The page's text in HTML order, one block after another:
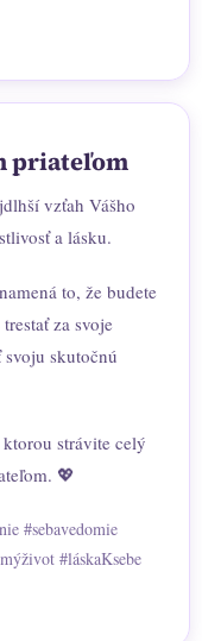
priateľom
vzťah Vášho
a lásku.
to, že budete
za svoje
svoju skutočnú
strávite celý
💖
#sebavedomie
#láskaKsebe